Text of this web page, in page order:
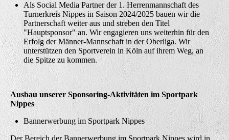
Als Social Media Partner der 1. Herrenmannschaft des
Turnerkreis Nippes in Saison 2024/2025 bauen wir die
Partnerschaft weiter aus und streben den Titel
"Hauptsponsor" an. Wir engagieren uns weiterhin für den
Erfolg der Männer-Mannschaft in der Oberliga. Wir
unterstützen den Sportverein in Köln auf ihrem Weg, an
die Spitze zu kommen.
Ausbau unserer Sponsoring-Aktivitäten im Sportpark
Nippes
Bannerwerbung im Sportpark Nippes
Der Bereich der Bannerwerbung im Sportpark Nippes wird in